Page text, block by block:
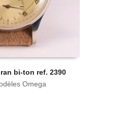
bi-ton ref. 2390
Omega